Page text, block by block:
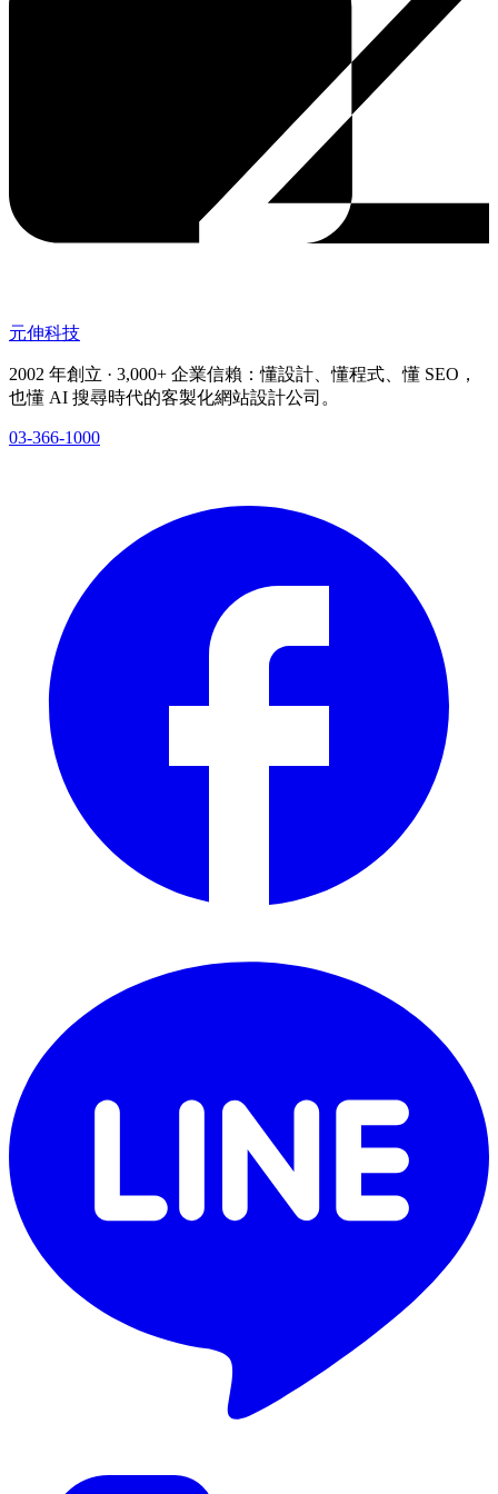
元伸科技
2002 年創立 · 3,000+ 企業信賴：懂設計、懂程式、懂 SEO，
也懂 AI 搜尋時代的客製化網站設計公司。
03-366-1000